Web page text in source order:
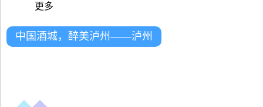
更多
中国酒城，醉美泸州——泸州